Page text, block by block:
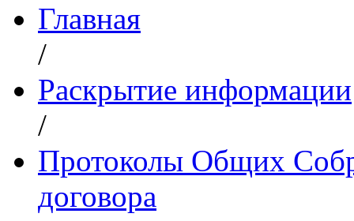
Главная
/
Раскрытие информации
/
Протоколы Общих
договора